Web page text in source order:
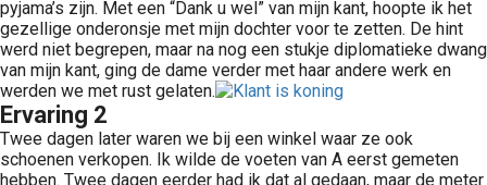
pyjama’s zijn. Met een “Dank u wel” van mijn kant, hoopte ik het
gezellige onderonsje met mijn dochter voor te zetten. De hint
werd niet begrepen, maar na nog een stukje diplomatieke dwang
van mijn kant, ging de dame verder met haar andere werk en
werden we met rust gelaten.
Ervaring 2
Twee dagen later waren we bij een winkel waar ze ook
schoenen verkopen. Ik wilde de voeten van A eerst gemeten
hebben. Twee dagen eerder had ik dat al gedaan, maar de meter